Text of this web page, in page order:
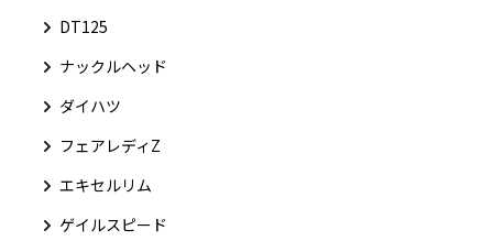
DT125
ナックルヘッド
ダイハツ
フェアレディZ
エキセルリム
ゲイルスピード